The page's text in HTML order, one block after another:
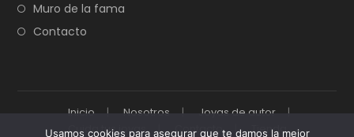
Muro de la fama
Contacto
Inicio Nosotros
Joyas de autor
Cuida tus joyas
Contacto Tienda
Usamos cookies para asegurar que te damos la mejor